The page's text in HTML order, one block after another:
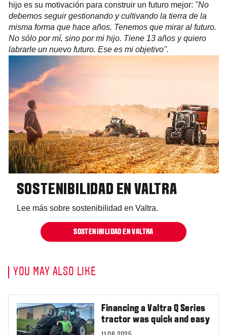
hijo es su motivación para construir un futuro mejor: "No
debemos seguir gestionando y cultivando la tierra de la
misma forma que hace años. Tenemos que mirar al futuro.
No sólo por mí, sino por mi hijo. Tiene 13 años y quiero
labrarle un nuevo futuro. Ese es mi objetivo".
SOSTENIBILIDAD EN VALTRA
Lee más sobre sostenibilidad en Valtra.
SOSTENIBILIDAD EN VALTRA
YOU MAY ALSO LIKE
Financing a Valtra Q Series
tractor was quick and easy